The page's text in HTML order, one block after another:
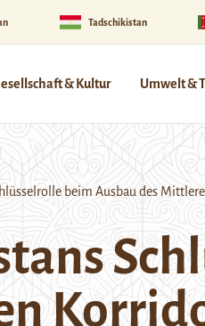
Tadschikistan
& Kultur Umwelt &
beim Ausbau des